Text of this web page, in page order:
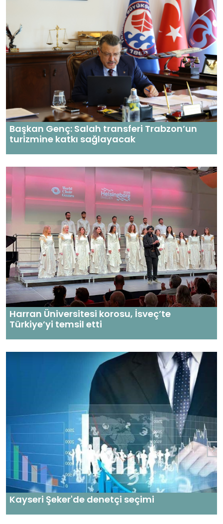
Başkan Genç: Salah transferi Trabzon’un
turizmine katkı sağlayacak
Harran Üniversitesi korosu, İsveç’te
Türkiye’yi temsil etti
Kayseri Şeker'de denetçi seçimi